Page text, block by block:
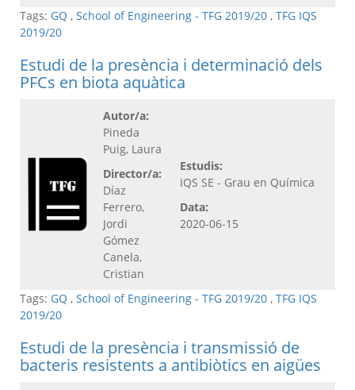
Tags: GQ , School of Engineering - TFG 2019/20 , TFG IQS
2019/20
Estudi de la presència i determinació dels
PFCs en biota aquàtica
Autor/a:
Pineda
Puig, Laura
Director/a:
Díaz
Ferrero,
Jordi
Gómez
Canela,
Cristian
Estudis:
IQS SE - Grau en Química
Data:
2020-06-15
Tags: GQ , School of Engineering - TFG 2019/20 , TFG IQS
2019/20
Estudi de la presència i transmissió de
bacteris resistents a antibiòtics en aigües